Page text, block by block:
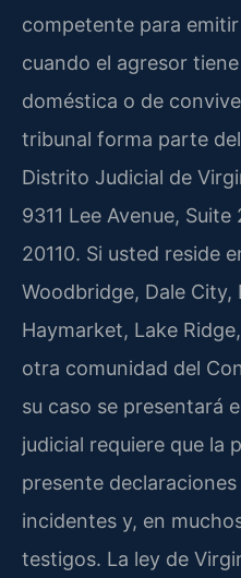
competente para
cuando el agresor
doméstica o de
tribunal forma parte
Distrito Judicial de
9311 Lee Avenue,
20110. Si usted reside
Woodbridge, Dale City,
Haymarket, Lake
otra comunidad del
su caso se presentará
judicial requiere que la
presente
incidentes y, en
testigos. La ley de